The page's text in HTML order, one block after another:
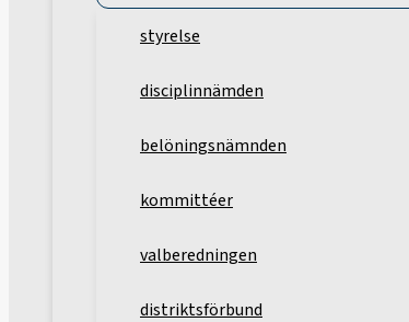
styrelse
disciplinnämden
belöningsnämnden
kommittéer
valberedningen
distriktsförbund